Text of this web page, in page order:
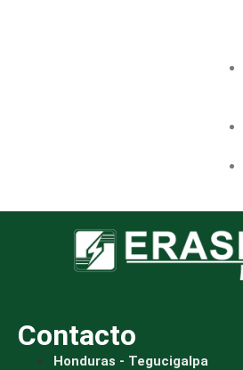
Contacto
Honduras - Tegucigalpa